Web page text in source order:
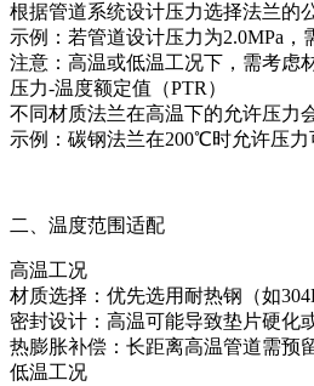
根据管道系统设计压力选择法兰的
示例：若管道设计压力为2.0MPa，
注意：高温或低温工况下，需考虑
压力-温度额定值（PTR）
不同材质法兰在高温下的允许压力
示例：碳钢法兰在200℃时允许压力
二、温度范围适配
高温工况
材质选择：优先选用耐热钢（如
密封设计：高温可能导致垫片硬化
热膨胀补偿：长距离高温管道需预
低温工况